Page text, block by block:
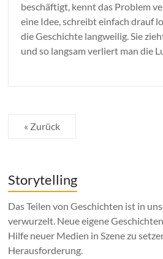
beschäftigt, kennt das Problem
eine Idee, schreibt einfach drauf
die Geschichte langweilig. Sie
und so langsam verliert man die
« Zurück
Storytelling
Das Teilen von Geschichten ist in
verwurzelt. Neue eigene
Hilfe neuer Medien in Szene zu
Herausforderung.